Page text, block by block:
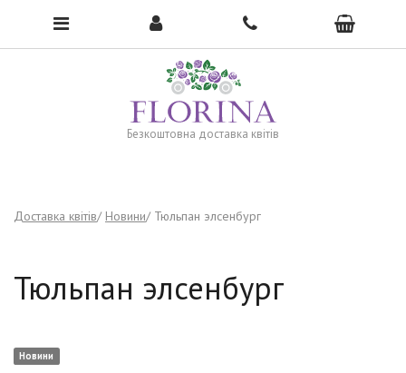
Безкоштовна доставка квітів
To open the menu, click here →
Доставка квітів Новини Тюльпан элсенбург
Тюльпан элсенбург
Новини